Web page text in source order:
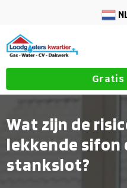
Wat zijn de
lekkende sifon
stankslot?